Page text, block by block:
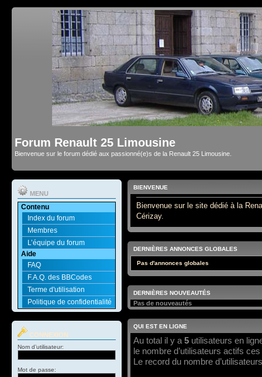
Forum Renault 25 Limousine
Bienvenue sur le forum dédié aux passionné(e)s de la Renault 25 Limousine.
MENU
Contenu
Index du forum
Membres
L’équipe du forum
Aide
FAQ
F.A.Q. des BBCodes
Terme d'utilisation
Politique de confidentialité
CONNEXION
Nom d’utilisateur:
Mot de passe:
BIENVENUE
Bienvenue sur le site dédié à la
Cérizay.
DERNIÈRES ANNONCES GLOBALES
Pas d'annonces globales
DERNIÈRES NOUVEAUTÉS
Pas de nouveautés
QUI EST EN LIGNE
Au total il y a 5 utilisateurs en
le nombre d’utilisateurs actifs
Le record du nombre